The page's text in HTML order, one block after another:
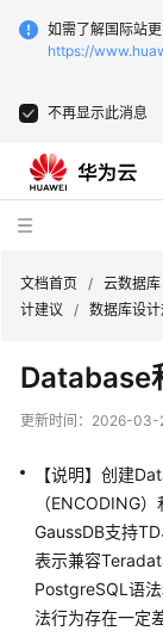
如需了解国际站
https://
不再显示此消息
新
动
服
务
公
告
产
文档首页 / 云数据
计建议
/ 数据库设
Database
更新时间： 2026-03-
【说明】创建
（ENCODING
GaussDB支持
表示兼容
PostgreSQL语
法行为存在一定